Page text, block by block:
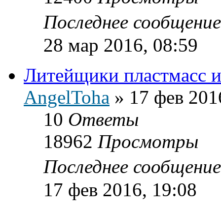
Последнее
28 мар 2016, 08:59
Литейщики пластмасс
AngelToha » 17 фев
10 Ответы
18962 Просмотры
Последнее
17 фев 2016, 19:08